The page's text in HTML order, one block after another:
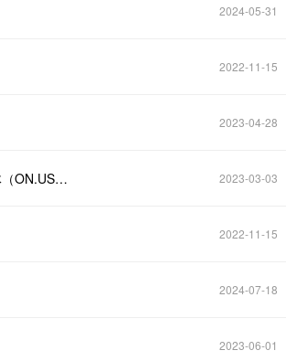
2024-05-31
2022-11-15
2023-04-28
芯片圈巨震！特斯拉（TSLA.US）拟削减碳化硅使用量 安森美半导体（ON.US）等股应声下挫 2023-03-03
2022-11-15
2024-07-18
2023-06-01